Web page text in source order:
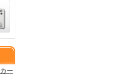
ー